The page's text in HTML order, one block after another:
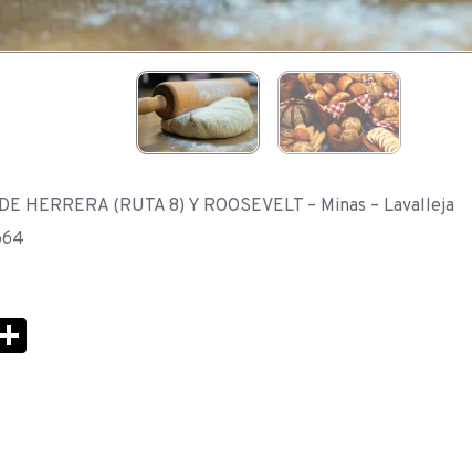
HERRERA (RUTA 8) Y ROOSEVELT – Minas – Lavalleja